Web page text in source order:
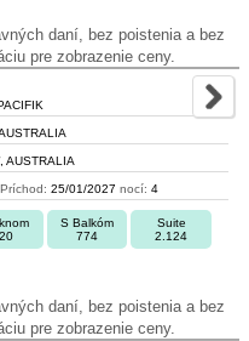
daní, bez poistenia a bez
pre zobrazenie ceny.
AUSTRALIA
Príchod: 25/01/2027 nocí: 4
S Balkóm
774
Suite
2.124
daní, bez poistenia a bez
pre zobrazenie ceny.